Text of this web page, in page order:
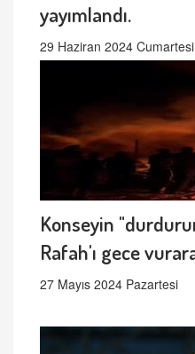
yayımlandı.
29 Haziran 2024 Cumartesi
Konseyin
Rafah'ı gece
27 Mayıs 2024 Pazartesi